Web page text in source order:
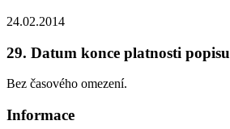
24.02.2014
29. Datum konce platnosti popisu
Bez časového omezení.
Informace